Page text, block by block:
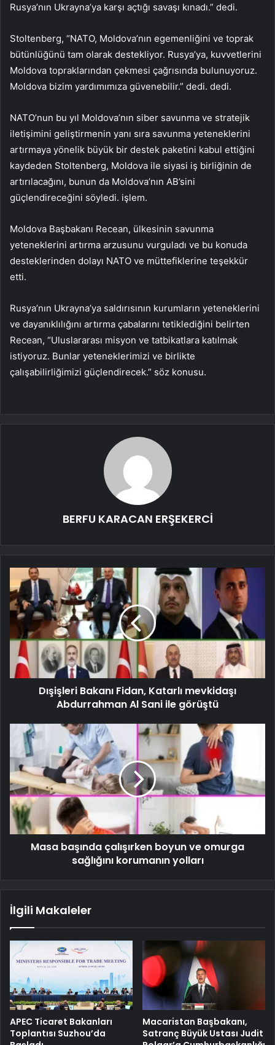
Rusya’nın Ukrayna’ya karşı açtığı savaşı kınadı.” dedi.
Stoltenberg, “NATO, Moldova’nın egemenliğini ve toprak
bütünlüğünü tam olarak destekliyor. Rusya’ya, kuvvetlerini
Moldova topraklarından çekmesi çağrısında bulunuyoruz.
Moldova bizim yardımımıza güvenebilir.” dedi. dedi.
NATO’nun bu yıl Moldova’nın siber savunma ve stratejik
iletişimini geliştirmenin yanı sıra savunma yeteneklerini
artırmaya yönelik büyük bir destek paketini kabul ettiğini
kaydeden Stoltenberg, Moldova ile siyasi iş birliğinin de
artırılacağını, bunun da Moldova’nın AB’sini
güçlendireceğini söyledi. işlem.
Moldova Başbakanı Recean, ülkesinin savunma
yeteneklerini artırma arzusunu vurguladı ve bu konuda
desteklerinden dolayı NATO ve müttefiklerine teşekkür
etti.
Rusya’nın Ukrayna’ya saldırısının kurumların yeteneklerini
ve dayanıklılığını artırma çabalarını tetiklediğini belirten
Recean, “Uluslararası misyon ve tatbikatlara katılmak
istiyoruz. Bunlar yeteneklerimizi ve birlikte
çalışabilirliğimizi güçlendirecek.” söz konusu.
BERFU KARACAN ERŞEKERCİ
Dışişleri Bakanı Fidan, Katarlı mevkidaşı
Abdurrahman Al Sani ile görüştü
Masa başında çalışırken boyun ve omurga
sağlığını korumanın yolları
İlgili Makaleler
APEC Ticaret Bakanları
Toplantısı Suzhou’da
Macaristan Başbakanı,
Satranç Büyük Ustası Judit